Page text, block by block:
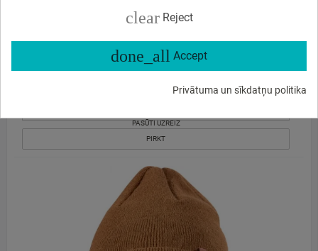
clear Reject
done_all Accept
Privātuma un sīkdatņu politika
32 45
Piegādes laiks parasti 5 - 6 dienas
PASŪTI UZREIZ
PIRKT